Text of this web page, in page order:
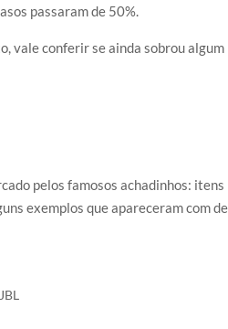
passaram de 50%.
vale conferir se ainda sobrou algum
pelos famosos achadinhos: itens
exemplos que apareceram com